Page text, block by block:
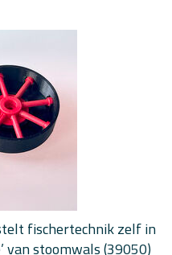
fischertechnik zelf in
van stoomwals (39050)